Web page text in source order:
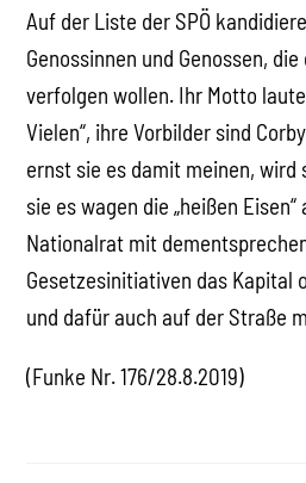
Auf der Liste der SPÖ
Genossinnen und Genossen,
verfolgen wollen. Ihr Motto
Vielen“, ihre Vorbilder sind
ernst sie es damit meinen, wird
sie es wagen die „heißen
Nationalrat mit
Gesetzesinitiativen das Kapital
und dafür auch auf der Straße
(Funke Nr. 176/28.8.2019)